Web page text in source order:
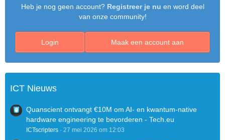
Heb je nog geen account? Registreer je nu en word deel
van onze community!
Maak een account aan
Login
ICT Nieuws
Quanscient ontvangt €10M om AI- en kwantum-native
hardware engineering te bevorderen - Tech.eu
ICTscripters 27 mei 2026 om 12:03